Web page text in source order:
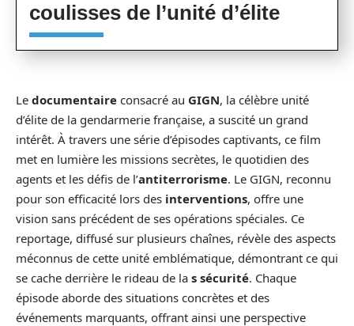
coulisses de l’unité d’élite
Le documentaire consacré au GIGN, la célèbre unité
d’élite de la gendarmerie française, a suscité un grand
intérêt. À travers une série d’épisodes captivants, ce film
met en lumière les missions secrètes, le quotidien des
agents et les défis de l’antiterrorisme. Le GIGN, reconnu
pour son efficacité lors des interventions, offre une
vision sans précédent de ses opérations spéciales. Ce
reportage, diffusé sur plusieurs chaînes, révèle des aspects
méconnus de cette unité emblématique, démontrant ce qui
se cache derrière le rideau de la s sécurité. Chaque
épisode aborde des situations concrètes et des
événements marquants, offrant ainsi une perspective